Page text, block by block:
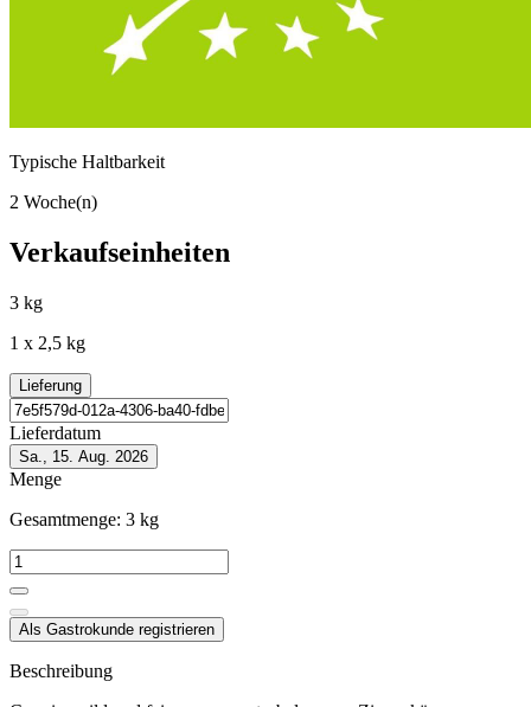
Typische Haltbarkeit
2 Woche(n)
Verkaufseinheiten
3 kg
1 x 2,5 kg
Lieferung
Lieferdatum
Sa., 15. Aug. 2026
Menge
Gesamtmenge: 3 kg
Als Gastrokunde registrieren
Beschreibung